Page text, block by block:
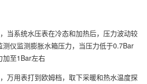
系统水压表在冷态和加热后，压力波动较
仪监测膨胀水箱压力，当压力低于0.7Bar
加至1Bar左右
用表打到欧姆档，取下采暖和热水温度探